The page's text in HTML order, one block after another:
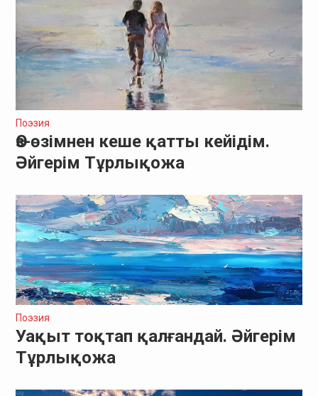
Поэзия
Өз-өзімнен кеше қатты кейідім.
Әйгерім Тұрлықожа
Поэзия
Уақыт тоқтап қалғандай. Әйгерім
Тұрлықожа